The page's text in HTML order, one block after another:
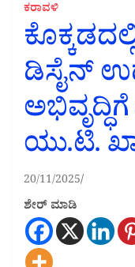
ಕರಾವಳಿ
ಡಿಸೈನ್
ಯು.ಟಿ.
20/11/2025
ಶೇರ್ ಮಾಡಿ